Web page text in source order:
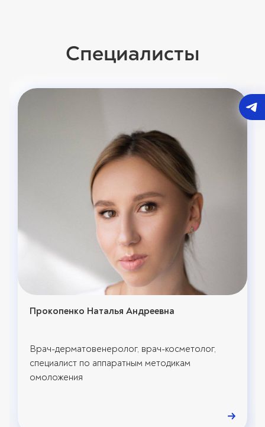
Специалисты
Прокопенко Наталья Андреевна
Врач-дерматовенеролог, врач-косметолог,
специалист по аппаратным методикам
омоложения